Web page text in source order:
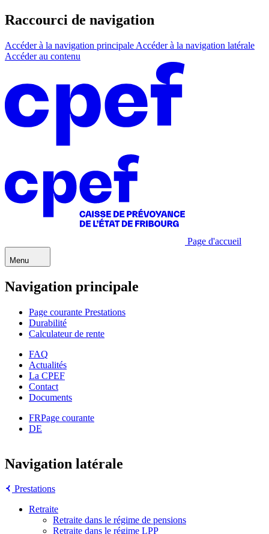
Raccourci de navigation
Accéder à la navigation principale Accéder à la navigation latérale
Accéder au contenu
Page d'accueil
Menu
Navigation principale
Page courante Prestations
Durabilité
Calculateur de rente
FAQ
Actualités
La CPEF
Contact
Documents
FRPage courante
DE
Navigation latérale
Prestations
Retraite
Retraite dans le régime de pensions
Retraite dans le régime LPP